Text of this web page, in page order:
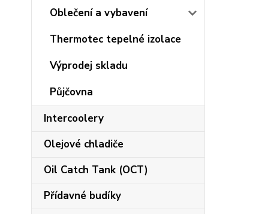
Oblečení a vybavení
Thermotec tepelné izolace
Výprodej skladu
Půjčovna
Intercoolery
Olejové chladiče
Oil Catch Tank (OCT)
Přídavné budíky